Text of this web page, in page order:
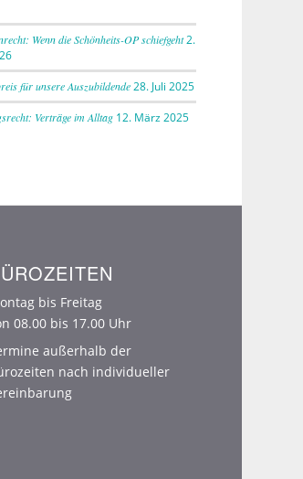
Wenn die Schönheits-OP schiefgeht 2.
für unsere Auszubildende 28. Juli 2025
Verträge im Alltag 12. März 2025
bis Freitag
08.00 bis 17.00 Uhr
außerhalb der
nach individueller
hier Ihre
von24 Stundenfür eine
und bearbeiten.
Arbeitsvertrag
Schenkung